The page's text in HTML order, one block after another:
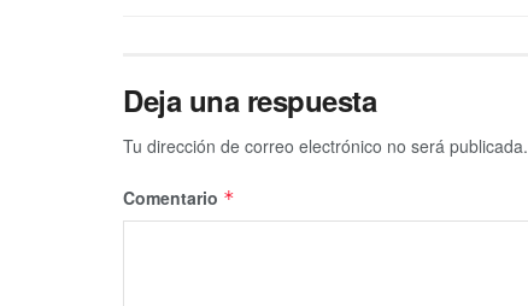
Deja una respuesta
Tu dirección de correo electrónico no será publicada.
Comentario *